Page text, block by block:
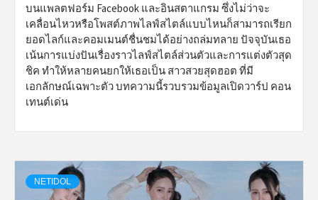
บนแพลตฟอร์ม Facebook และอินสตาแกรม ซึ่งไม่ว่าจะ
เคลื่อนไหวหรือโพสต์ภาพไลฟ์สไตล์แบบไหนก็สามารถเรียก
ยอดไลก์และคอมเมนต์ชื่นชมได้อย่างถล่มทลาย ปัจจุบันเธอ
เน้นการแบ่งปันเรื่องราวไลฟ์สไตล์ส่วนตัวและการแต่งตัวสุด
ชิค ทำให้หลายคนยกให้เธอเป็น สาวสวยสุดฮอต ที่มี
เอกลักษณ์เฉพาะตัว บทความนี้รวบรวมข้อมูลเปิดวาร์ป คอน
เทนต์เด่น
NETIDOL